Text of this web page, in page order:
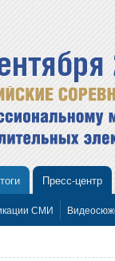
Пресс-центр
СМИ